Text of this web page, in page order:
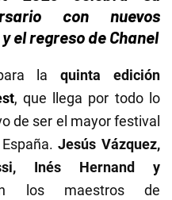
con nuevos
el regreso de Chanel
laquinta edición
, que llega por todo lo
de ser el mayor festival
Jesús Vázquez,
Inés Hernand y
los maestros de